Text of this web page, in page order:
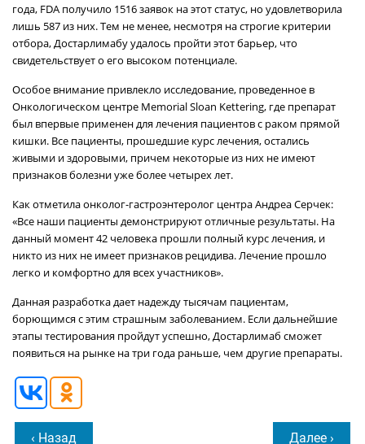
года, FDA получило 1516 заявок на этот статус, но удовлетворила
лишь 587 из них. Тем не менее, несмотря на строгие критерии
отбора, Достарлимабу удалось пройти этот барьер, что
свидетельствует о его высоком потенциале.
Особое внимание привлекло исследование, проведенное в
Онкологическом центре Memorial Sloan Kettering, где препарат
был впервые применен для лечения пациентов с раком прямой
кишки. Все пациенты, прошедшие курс лечения, остались
живыми и здоровыми, причем некоторые из них не имеют
признаков болезни уже более четырех лет.
Как отметила онколог-гастроэнтеролог центра Андреа Серчек:
«Все наши пациенты демонстрируют отличные результаты. На
данный момент 42 человека прошли полный курс лечения, и
никто из них не имеет признаков рецидива. Лечение прошло
легко и комфортно для всех участников».
Данная разработка дает надежду тысячам пациентам,
борющимся с этим страшным заболеванием. Если дальнейшие
этапы тестирования пройдут успешно, Достарлимаб сможет
появиться на рынке на три года раньше, чем другие препараты.
‹ Назад Далее ›